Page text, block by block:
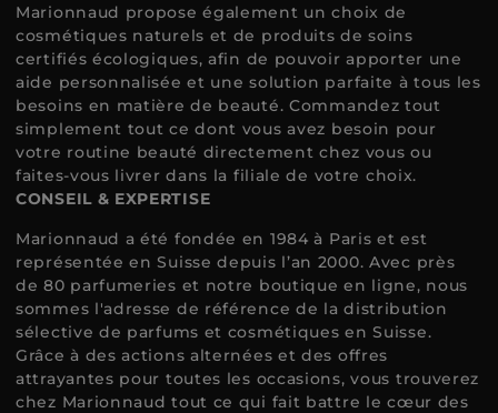
Marionnaud propose également un choix de
cosmétiques naturels et de produits de soins
certifiés écologiques, afin de pouvoir apporter une
aide personnalisée et une solution parfaite à tous les
besoins en matière de beauté. Commandez tout
simplement tout ce dont vous avez besoin pour
votre routine beauté directement chez vous ou
faites-vous livrer dans la filiale de votre choix.
CONSEIL & EXPERTISE
Marionnaud a été fondée en 1984 à Paris et est
représentée en Suisse depuis l’an 2000. Avec près
de 80 parfumeries et notre boutique en ligne, nous
sommes l'adresse de référence de la distribution
sélective de parfums et cosmétiques en Suisse.
Grâce à des actions alternées et des offres
attrayantes pour toutes les occasions, vous trouverez
chez Marionnaud tout ce qui fait battre le cœur des